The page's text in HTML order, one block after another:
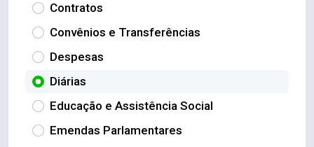
Contratos
Convênios e Transferências
Despesas
Diárias
Educação e Assistência Social
Emendas Parlamentares